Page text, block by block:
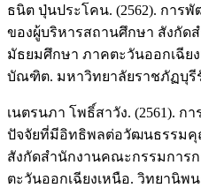
ธนิต ปุ่นประโคน. (2562). กา
ของผู้บริหารสถานศึกษา สังกัด
มัธยมศึกษา ภาคตะวันออกเฉี
บัณฑิต. มหาวิทยาลัยราชภัฏบุรี
เนตรนภา โพธิ์สาวัง. (2561). ก
ปัจจัยที่มีอิทธิพลต่อวัฒนธรรมคุ
สังกัดสำนักงานคณะกรรมการ
ตะวันออกเฉียงเหนือ. วิทยานิ